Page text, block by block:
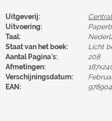
Uitgeverij:
Uitvoering:
Taal:
Staat van het boek:
Licht
Aantal Pagina's:
208
Afmetingen:
Verschijningsdatum:
EAN: